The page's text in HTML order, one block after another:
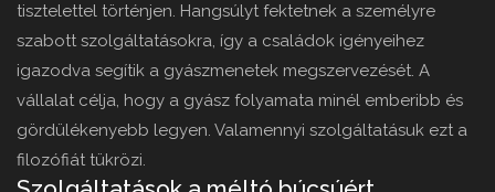
tisztelettel történjen. Hangsúlyt fektetnek a személyre
szabott szolgáltatásokra, így a családok igényeihez
igazodva segítik a gyászmenetek megszervezését. A
vállalat célja, hogy a gyász folyamata minél emberibb és
gördülékenyebb legyen. Valamennyi szolgáltatásuk ezt a
filozófiát tükrözi.